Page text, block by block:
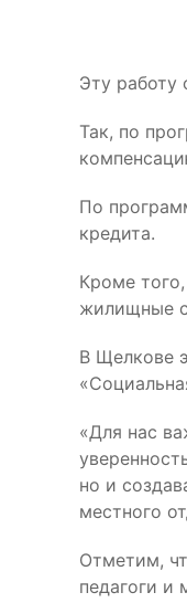
Эту работу
Так, по
По
кредита.
Кроме
жилищные
В Щелкове
«Для нас
но и
местного
Отметим,
педагоги и